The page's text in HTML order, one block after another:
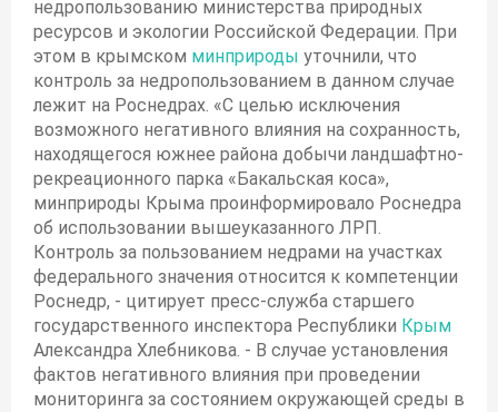
недропользованию министерства природных
ресурсов и экологии Российской Федерации. При
этом в крымском минприроды уточнили, что
контроль за недропользованием в данном случае
лежит на Роснедрах. «С целью исключения
возможного негативного влияния на сохранность,
находящегося южнее района добычи ландшафтно-
рекреационного парка «Бакальская коса»,
минприроды Крыма проинформировало Роснедра
об использовании вышеуказанного ЛРП.
Контроль за пользованием недрами на участках
федерального значения относится к компетенции
Роснедр, - цитирует пресс-служба старшего
государственного инспектора Республики Крым
Александра Хлебникова. - В случае установления
фактов негативного влияния при проведении
мониторинга за состоянием окружающей среды в